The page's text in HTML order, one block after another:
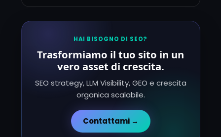
HAI BISOGNO DI SEO?
Trasformiamo il tuo sito in un
vero asset di crescita.
SEO strategy, LLM Visibility, GEO e crescita
organica scalabile.
Contattami →